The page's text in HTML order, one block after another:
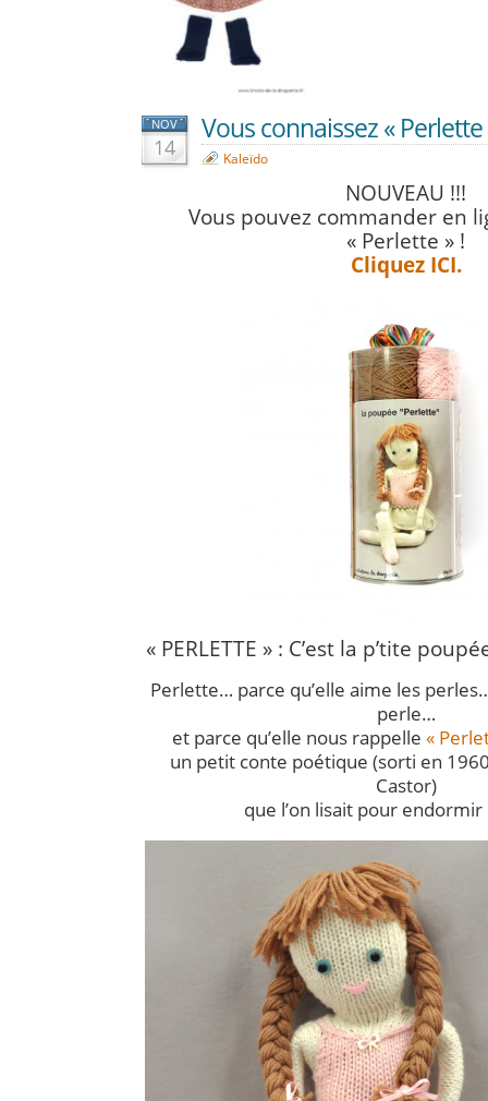
NOV
14
Vous connaissez « Perlette
Kaleïdo
NOUVEAU !!!
Vous pouvez commander en
« Perlette » !
Cliquez ICI.
« PERLETTE » : C’est la p’tite
Perlette… parce qu’elle aime les
perle…
et parce qu’elle nous rappelle «
un petit conte poétique (sorti en
Castor)
que l’on lisait pour